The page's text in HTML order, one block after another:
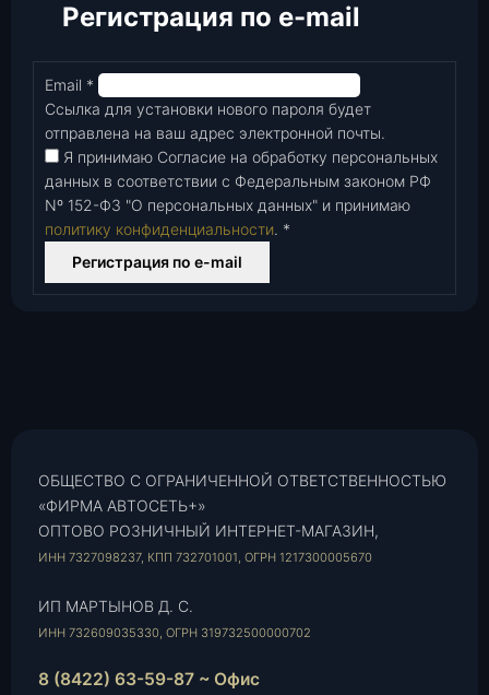
Регистрация по e-mail
Email *
Ссылка для установки нового пароля будет
отправлена ​​на ваш адрес электронной почты.
Я принимаю Согласие на обработку персональных
данных в соответствии с Федеральным законом РФ
Nº 152-Ф3 "О персональных данных" и принимаю
политику конфиденциальности. *
Регистрация по e-mail
ОБЩЕСТВО С ОГРАНИЧЕННОЙ ОТВЕТСТВЕННОСТЬЮ
«ФИРМА АВТОСЕТЬ+»
ОПТОВО РОЗНИЧНЫЙ ИНТЕРНЕТ-МАГАЗИН,
ИНН 7327098237, КПП 732701001, ОГРН 1217300005670
ИП МАРТЫНОВ Д. С.
ИНН 732609035330, ОГРН 319732500000702
8 (8422) 63-59-87 ~ Офис